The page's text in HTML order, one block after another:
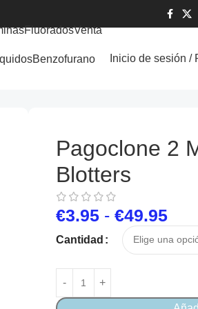
FluoradosVenta
Benzofurano Inicio de sesión /
Pagoclone 2
Blotters
€3.95 - €49.95
Cantidad